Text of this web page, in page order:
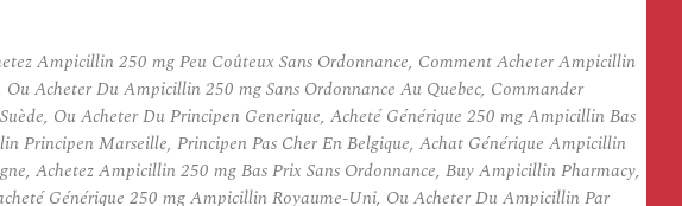
Ampicillin 250 mg Peu Coûteux Sans Ordonnance, Comment Acheter Ampicillin
Acheter Du Ampicillin 250 mg Sans Ordonnance Au Quebec, Commander
Ou Acheter Du Principen Generique, Acheté Générique 250 mg Ampicillin Bas
Principen Marseille, Principen Pas Cher En Belgique, Achat Générique Ampicillin
Achetez Ampicillin 250 mg Bas Prix Sans Ordonnance, Buy Ampicillin Pharmacy,
Générique 250 mg Ampicillin Royaume-Uni, Ou Acheter Du Ampicillin Par